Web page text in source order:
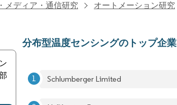
メディア・通信研究 オートメーション研究
分布型温度センシングのトップ企業
Schlumberger Limited